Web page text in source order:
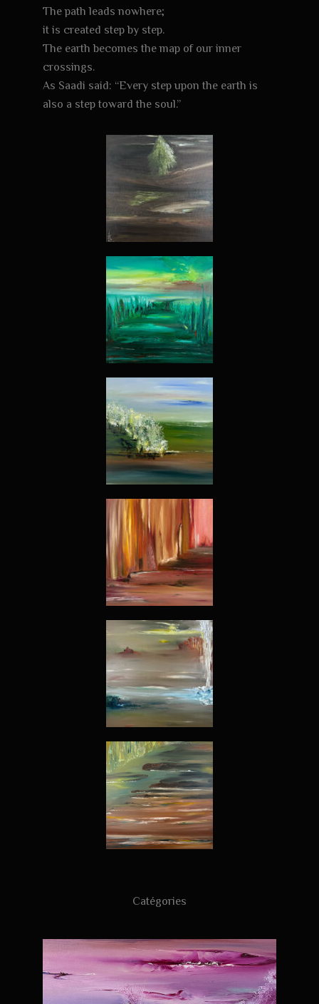
The path leads nowhere;
it is created step by step.
The earth becomes the map of our inner
crossings.
As Saadi said: “Every step upon the earth is
also a step toward the soul.”
Catégories